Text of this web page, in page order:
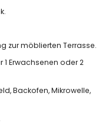
zur möblierten Terrasse.
Erwachsenen oder 2
Backofen, Mikrowelle,